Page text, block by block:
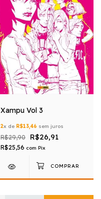
Xampu Vol 3
2x de R$13,46 sem juros
R$29,90 R$26,91
R$25,56 com Pix